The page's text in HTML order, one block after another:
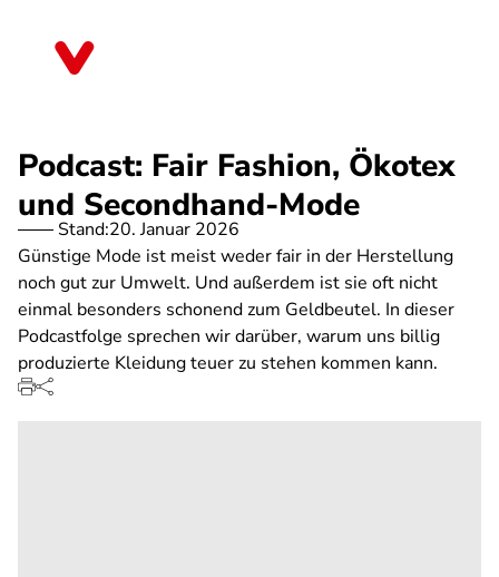
Podcast: Fair Fashion, Ökotex
und Secondhand-Mode
Stand:20. Januar 2026
Günstige Mode ist meist weder fair in der Herstellung
noch gut zur Umwelt. Und außerdem ist sie oft nicht
einmal besonders schonend zum Geldbeutel. In dieser
Podcastfolge sprechen wir darüber, warum uns billig
produzierte Kleidung teuer zu stehen kommen kann.